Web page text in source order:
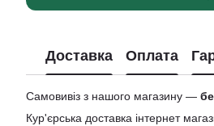
Доставка Оплата
Самовивіз з нашого магазину —
Кур'єрська доставка інтернет